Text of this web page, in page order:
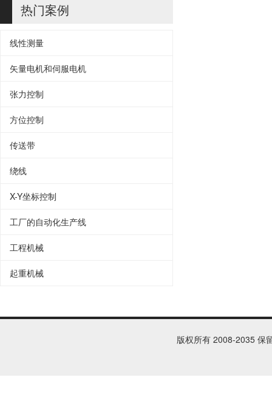
热门案例
线性测量
矢量电机和伺服电机
张力控制
方位控制
传送带
绕线
X-Y坐标控制
工厂的自动化生产线
工程机械
起重机械
版权所有 2008-2035